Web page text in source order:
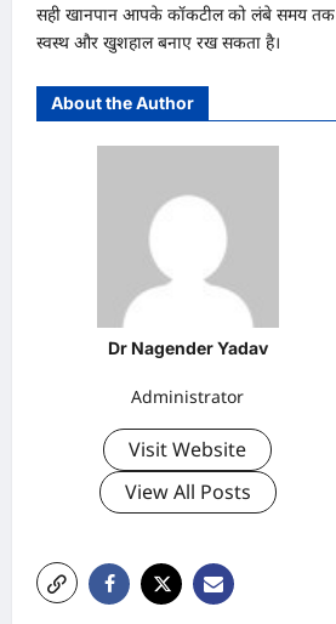
सही खानपान आपके कॉकटील को लंबे समय तक
स्वस्थ और खुशहाल बनाए रख सकता है।
About the Author
Dr Nagender Yadav
Administrator
Visit Website
View All Posts